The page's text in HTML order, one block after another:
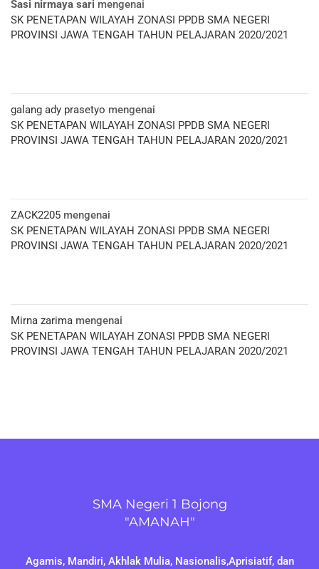
Sasi nirmaya sari mengenai
SK PENETAPAN WILAYAH ZONASI PPDB SMA NEGERI
PROVINSI JAWA TENGAH TAHUN PELAJARAN 2020/2021
galang ady prasetyo mengenai
SK PENETAPAN WILAYAH ZONASI PPDB SMA NEGERI
PROVINSI JAWA TENGAH TAHUN PELAJARAN 2020/2021
ZACK2205 mengenai
SK PENETAPAN WILAYAH ZONASI PPDB SMA NEGERI
PROVINSI JAWA TENGAH TAHUN PELAJARAN 2020/2021
Mirna zarima mengenai
SK PENETAPAN WILAYAH ZONASI PPDB SMA NEGERI
PROVINSI JAWA TENGAH TAHUN PELAJARAN 2020/2021
SMA Negeri 1 Bojong
"AMANAH"
Agamis, Mandiri, Akhlak Mulia, Nasionalis,Aprisiatif, dan